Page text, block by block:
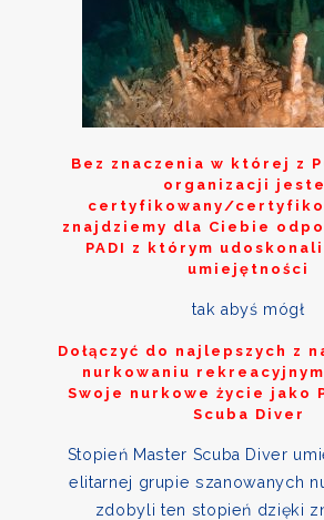
Bez znaczenia w której z
organizacji
certyfikowany/
znajdziemy dla Ciebie
PADI z którym
umiejętności
tak abyś mógł
Dołączyć do najlepszych z
nurkowaniu
Swoje nurkowe życie jako
Scuba Diver
Stopień Master Scuba Diver
elitarnej grupie szanowanych
zdobyli ten stopień dzięki